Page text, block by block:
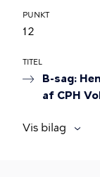
PUNKT
12
TITEL
B-sag:
af CPH
Vis bilag